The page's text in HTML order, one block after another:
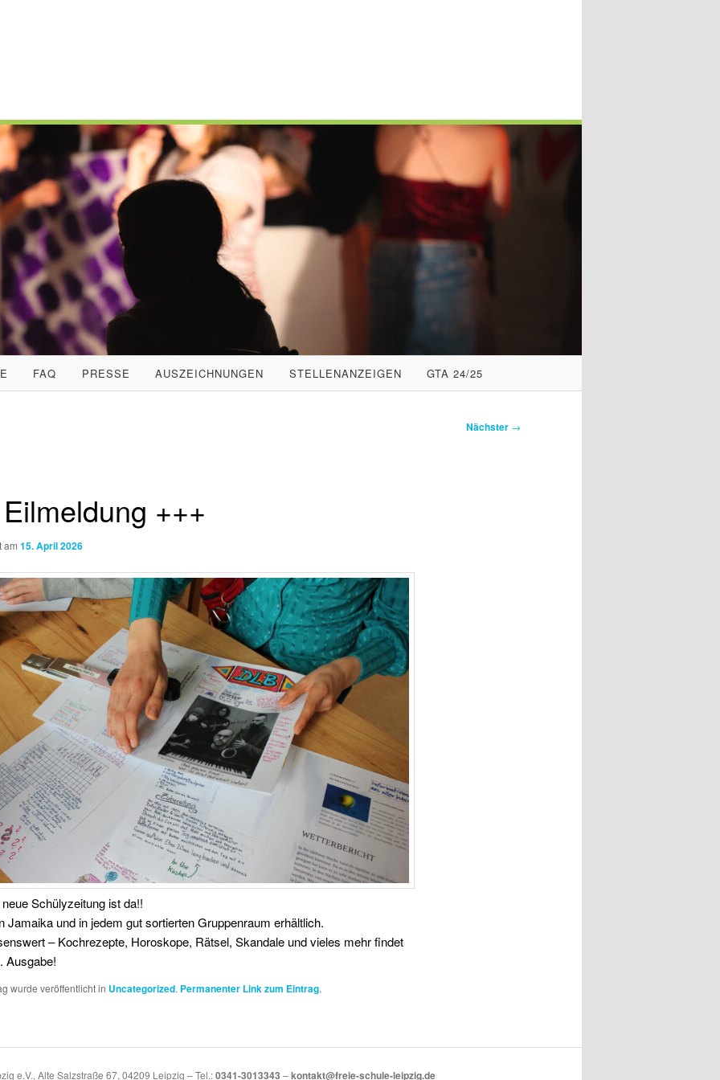
FAQ PRESSE AUSZEICHNUNGEN STELLENANZEIGEN GTA 24/25
Nächster →
+++
am 15. April 2026
Schülyzeitung ist da!!
Jamaika und in jedem gut sortierten Gruppenraum erhältlich.
– Kochrezepte, Horoskope, Rätsel, Skandale und vieles mehr findet
Ausgabe!
wurde veröffentlicht in Uncategorized. Permanenter Link zum Eintrag.
e.V., Alte Salzstraße 67, 04209 Leipzig – Tel.:0341-3013343 –kontakt@freie-schule-leipzig.de